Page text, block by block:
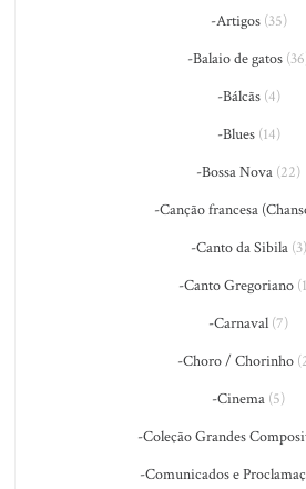
-Artigos(35)
-Balaio de gatos
-Bálcãs(4)
-Blues(14)
-Bossa Nova (22)
-Canção francesa
-Canto da Sibila(3)
-Canto Gregoriano
-Carnaval (7)
-Choro / Chorinho
-Cinema (5)
-Coleção Grandes
-Comunicados e